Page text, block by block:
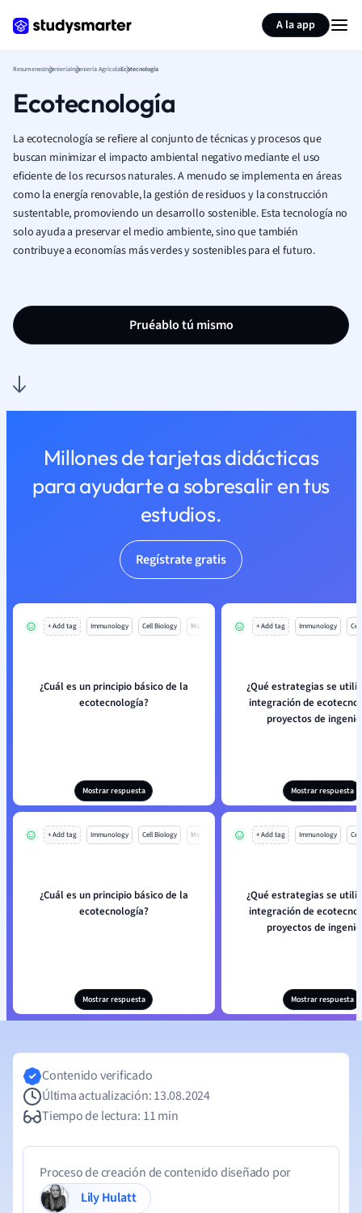
A la app
ResumenesIngenieríaIngeniería AgrícolaEcotecnología
Ecotecnología
La ecotecnología se refiere al conjunto de técnicas y procesos que
buscan minimizar el impacto ambiental negativo mediante el uso
eficiente de los recursos naturales. A menudo se implementa en áreas
como la energía renovable, la gestión de residuos y la construcción
sustentable, promoviendo un desarrollo sostenible. Esta tecnología no
solo ayuda a preservar el medio ambiente, sino que también
contribuye a economías más verdes y sostenibles para el futuro.
Pruéablo tú mismo
Millones de tarjetas didácticas
para ayudarte a sobresalir en tus
estudios.
Regístrate gratis
+ Add tag Immunology Cell Biology Mo
¿Cuál es un principio básico de la
ecotecnología?
Mostrar respuesta
+ Add tag Immunology
¿Qué estrategias se
integración de
proyectos de
Mostrar respuesta
+ Add tag Immunology Cell Biology Mo
¿Cuál es un principio básico de la
ecotecnología?
Mostrar respuesta
+ Add tag Immunology
¿Qué estrategias se
integración de
proyectos de
Mostrar respuesta
Resumir página
Contenido verificado
Última actualización: 13.08.2024
Tiempo de lectura: 11 min
Proceso de creación de contenido diseñado por
Lily Hulatt